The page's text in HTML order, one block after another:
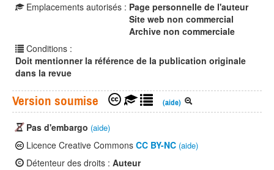
Emplacements autorisés : Page personnelle de l'auteur
Site web non commercial
Archive non commerciale
Conditions :
Doit mentionner la référence de la publication originale
dans la revue
Version soumise (aide)
Pas d'embargo (aide)
Licence Creative Commons CC BY-NC (aide)
Détenteur des droits : Auteur